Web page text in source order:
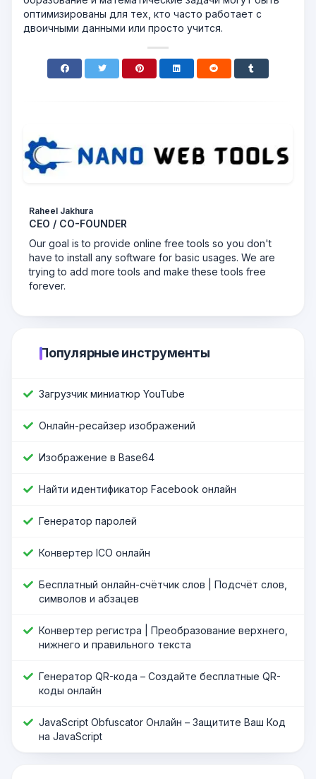
оптимизированы для тех, кто часто работает с
двоичными данными или просто учится.
Raheel Jakhura
CEO / CO-FOUNDER
Our goal is to provide online free tools so you don't
have to install any software for basic usages. We are
trying to add more tools and make these tools free
forever.
Популярные инструменты
Загрузчик миниатюр YouTube
Онлайн-ресайзер изображений
Изображение в Base64
Найти идентификатор Facebook онлайн
Генератор паролей
Конвертер ICO онлайн
Бесплатный онлайн-счётчик слов | Подсчёт слов,
символов и абзацев
Конвертер регистра | Преобразование верхнего,
нижнего и правильного текста
Генератор QR-кода – Создайте бесплатные QR-
коды онлайн
JavaScript Оbfuscator Онлайн – Защитите Ваш Код
на JavaScript